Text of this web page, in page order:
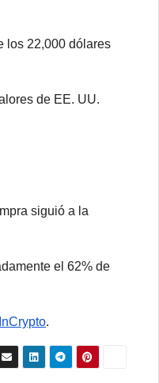
los 22,000 dólares
de EE. UU.
siguió a la
el 62% de
.